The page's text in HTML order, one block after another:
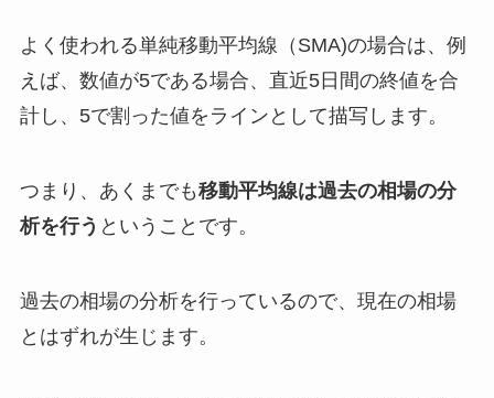
よく使われる単純移動平均線（SMA)の場合は、例
えば、数値が5である場合、直近5日間の終値を合
計し、5で割った値をラインとして描写します。
つまり、あくまでも移動平均線は過去の相場の分
析を行う ということです。
過去の相場の分析を行っているので、現在の相場
とはずれが生じます。